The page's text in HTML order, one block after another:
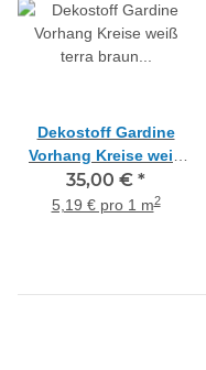
Dekostoff Gardine
Vorhang Kreise weiß
terra braun teiltransp.,
Reststück 4,5 m
35,00 € *
5,19 € pro 1 m2